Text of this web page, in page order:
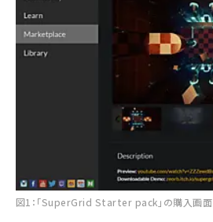
図1：「SuperGrid Starter pack」の購入画面